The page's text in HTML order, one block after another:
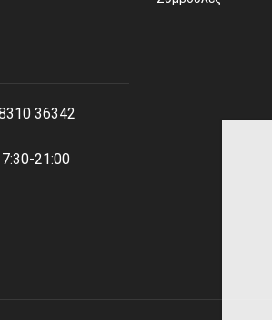
36342
21:00